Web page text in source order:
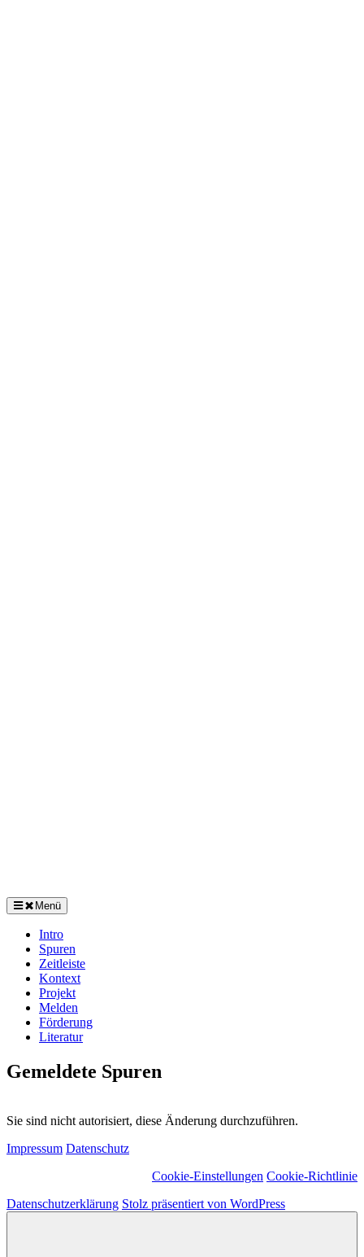
Menü
Intro
Spuren
Zeitleiste
Kontext
Projekt
Melden
Förderung
Literatur
Gemeldete Spuren
Sie sind nicht autorisiert, diese Änderung durchzuführen.
Impressum Datenschutz
Cookie-Einstellungen Cookie-Richtlinie
Datenschutzerklärung Stolz präsentiert von WordPress